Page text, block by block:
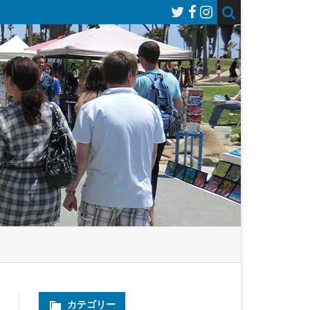
カテゴリー